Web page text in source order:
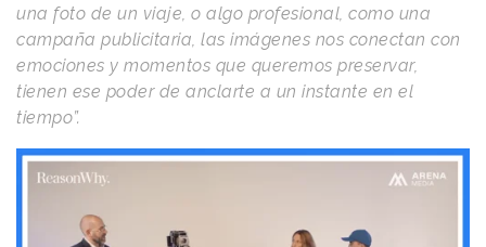
una foto de un viaje, o algo profesional, como una
campaña publicitaria, las imágenes nos conectan con
emociones y momentos que queremos preservar,
tienen ese poder de anclarte a un instante en el
tiempo”.